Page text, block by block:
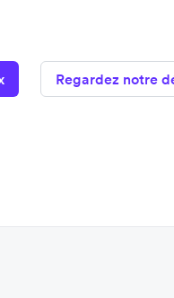
Regardez notre